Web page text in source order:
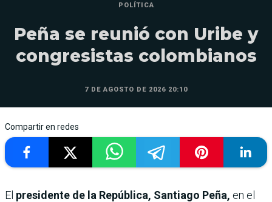
POLÍTICA
Peña se reunió con Uribe y
congresistas colombianos
7 DE AGOSTO DE 2026 20:10
Compartir en redes
El presidente de la República, Santiago Peña, en el